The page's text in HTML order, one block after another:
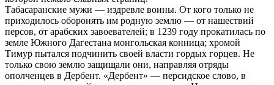
Табасаранские мужи — издревле воины. От кого только не
приходилось оборонять им родную землю — от нашествий
персов, от арабских завоевателей; в 1239 году прокатилась по
земле Южного Дагестана монгольская конница; хромой
Тимур пытался подчинить своей власти гордых горцев. Не
только свою землю защищали они, направляя отряды
ополченцев в Дербент. «Дербент» — персидское слово, в